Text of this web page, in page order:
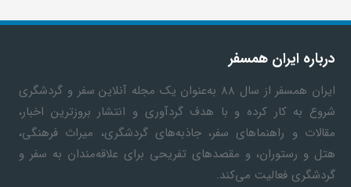
درباره ایران همسفر
ایران همسفر
از سال ۸۸ به‎‌عنوان یک مجله آنلاین سفر و گردشگری
شروع به کار کرده و با هدف گردآوری و انتشار بروزترین اخبار،
مقالات و راهنماهای سفر، جاذبه‌های گردشگری، میراث فرهنگی،
هتل و رستوران، و مقصدهای تفریحی برای علاقه‌مندان به سفر و
گردشگری فعالیت می‌کند.